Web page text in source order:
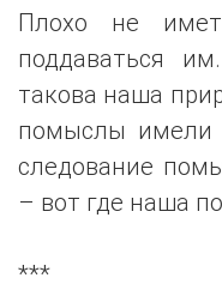
Плохо не
поддаваться
такова наша
помыслы имели
следование
– вот где наша
***